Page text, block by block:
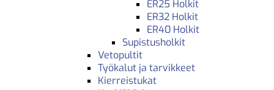
ER25 Holkit
ER32 Holkit
ER40 Holkit
Supistusholkit
Vetopultit
Työkalut ja tarvikkeet
Kierreistukat